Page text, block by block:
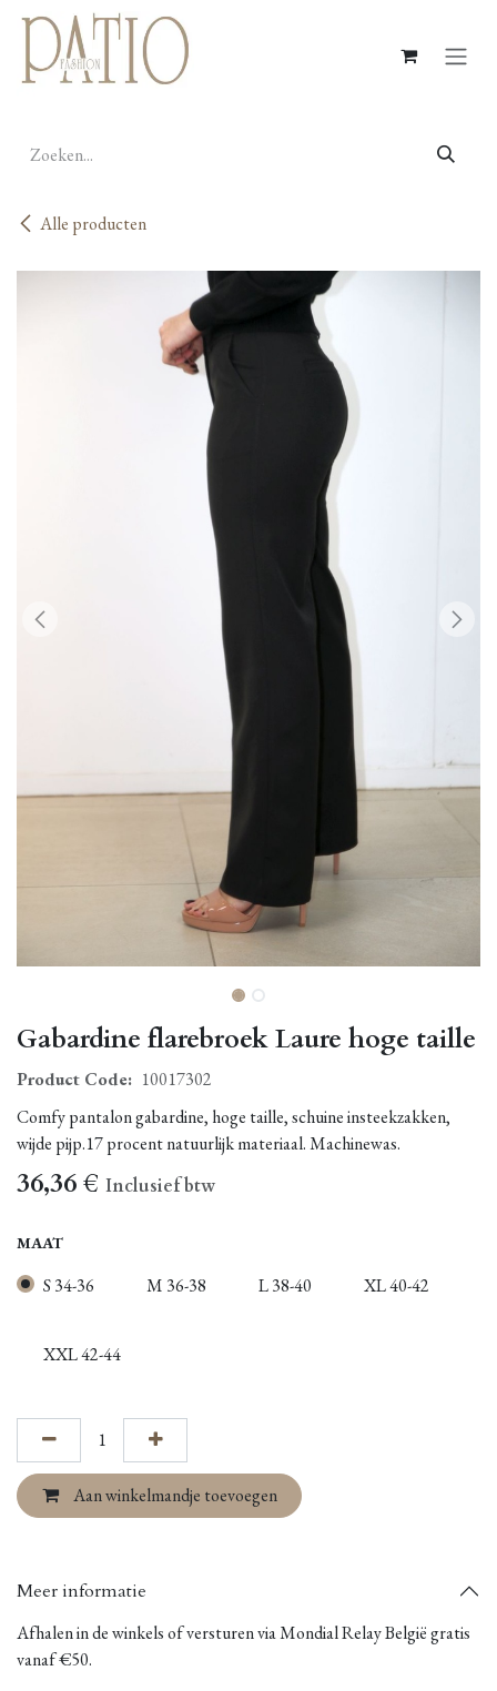
Overslaan naar inhoud
Alle producten
Gabardine flarebroek Laure hoge taille
Product Code: 10017302
Comfy pantalon gabardine, hoge taille, schuine insteekzakken,
wijde pijp.17 procent natuurlijk materiaal. Machinewas.
36,36€ Inclusief btw
MAAT
S 34-36 M 36-38 L 38-40 XL 40-42
XXL 42-44
Aan winkelmandje toevoegen
Meer informatie
Afhalen in de winkels of versturen via Mondial Relay België gratis
vanaf €50.